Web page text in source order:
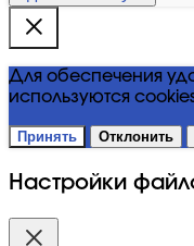
Для обеспечения
используются
Принять Отклонить
Настройки